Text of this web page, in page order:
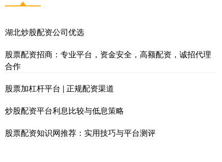
湖北炒股配资公司优选
股票配资招商：专业平台，资金安全，高额配资，诚招代理
合作
股票加杠杆平台 | 正规配资渠道
炒股配资平台利息比较与低息策略
股票配资知识网推荐：实用技巧与平台测评